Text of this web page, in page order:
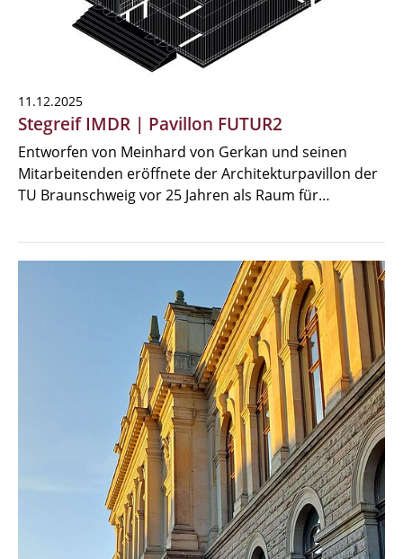
11.12.2025
Stegreif IMDR | Pavillon FUTUR2
Entworfen von Meinhard von Gerkan und seinen
Mitarbeitenden eröffnete der Architekturpavillon der
TU Braunschweig vor 25 Jahren als Raum für…